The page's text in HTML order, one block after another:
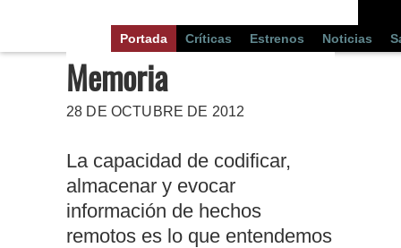
Portada Críticas Estrenos Noticias
Memoria
28 DE OCTUBRE DE 2012
La capacidad de codificar,
almacenar y evocar
información de hechos
remotos es lo que entendemos